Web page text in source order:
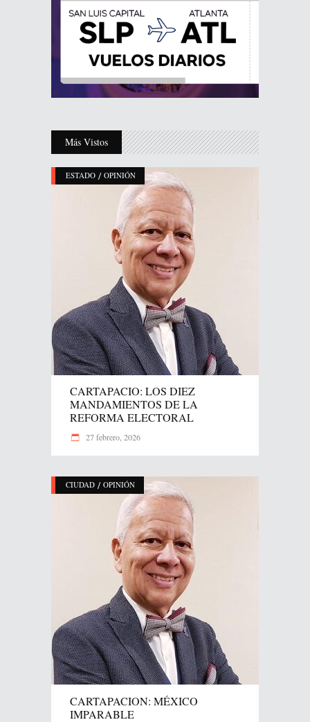
Más Vistos
ESTADO / OPINIÓN
CARTAPACIO: LOS DIEZ
MANDAMIENTOS DE LA
REFORMA ELECTORAL
27 febrero, 2026
CIUDAD / OPINIÓN
CARTAPACION: MÉXICO
IMPARABLE